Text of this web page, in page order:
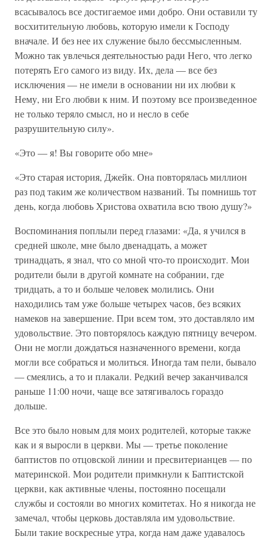
всасывалось все достигаемое ими добро. Они оставили ту
восхитительную любовь, которую имели к Господу
вначале. И без нее их служение было бессмысленным.
Можно так увлечься деятельностью ради Него, что легко
потерять Его самого из виду. Их, дела — все без
исключения — не имели в основании ни их любви к
Нему, ни Его любви к ним. И поэтому все произведенное
не только теряло смысл, но и несло в себе
разрушительную силу».
«Это — я! Вы говорите обо мне»
«Это старая история, Джейк. Она повторялась миллион
раз под таким же количеством названий. Ты помнишь тот
день, когда любовь Христова охватила всю твою душу?»
Воспоминания поплыли перед глазами: «Да, я учился в
средней школе, мне было двенадцать, а может
тринадцать, я знал, что со мной что-то происходит. Мои
родители были в другой комнате на собрании, где
тридцать, а то и больше человек молились. Они
находились там уже больше четырех часов, без всяких
намеков на завершение. При всем том, это доставляло им
удовольствие. Это повторялось каждую пятницу вечером.
Они не могли дождаться назначенного времени, когда
могли все собраться и молиться. Иногда там пели, бывало
— смеялись, а то и плакали. Редкий вечер заканчивался
раньше 11:00 ночи, чаще все затягивалось гораздо
дольше.
Все это было новым для моих родителей, которые также
как и я выросли в церкви. Мы — третье поколение
баптистов по отцовской линии и пресвитерианцев — по
материнской. Мои родители примкнули к Баптистской
церкви, как активные члены, постоянно посещали
службы и состояли во многих комитетах. Но я никогда не
замечал, чтобы церковь доставляла им удовольствие.
Были такие воскресные утра, когда нам даже удавалось